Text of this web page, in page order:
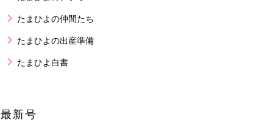
たまひよの仲間たち
たまひよの出産準備
たまひよ白書
最新号